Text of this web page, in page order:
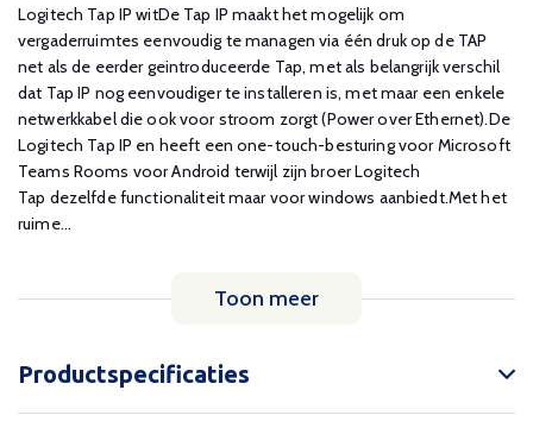
Logitech Tap IP witDe Tap IP maakt het mogelijk om
vergaderruimtes eenvoudig te managen via één druk op de TAP
net als de eerder geintroduceerde Tap, met als belangrijk verschil
dat Tap IP nog eenvoudiger te installeren is, met maar een enkele
netwerkkabel die ook voor stroom zorgt (Power over Ethernet).De
Logitech Tap IP en heeft een one-touch-besturing voor Microsoft
Teams Rooms voor Android terwijl zijn broer Logitech
Tap dezelfde functionaliteit maar voor windows aanbiedt.Met het
ruime...
Toon meer
Productspecificaties